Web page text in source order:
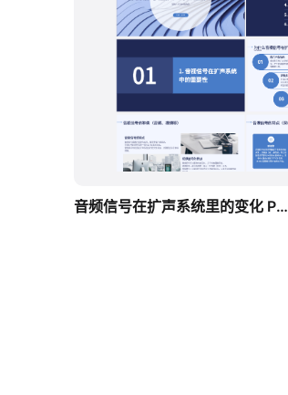
boardmix
音频信号在扩声系统里的变化 PPT